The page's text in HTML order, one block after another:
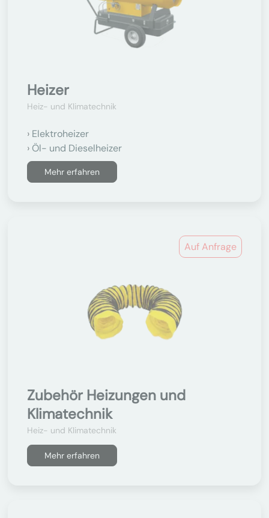
Heizer
Heiz- und Klimatechnik
Elektroheizer
Öl- und Dieselheizer
Mehr erfahren
Auf Anfrage
Zubehör Heizungen und
Klimatechnik
Heiz- und Klimatechnik
Mehr erfahren